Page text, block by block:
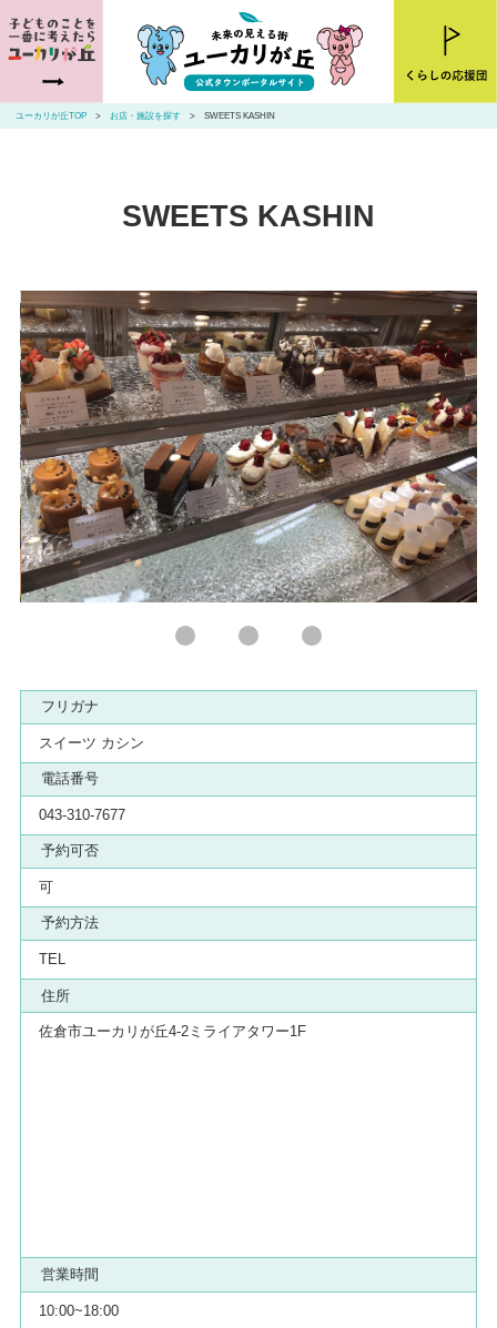
ユーカリが丘とは
ニュース
住まいを探す
山万ユーカリが丘線・こあらバス
お問い合わせ
ユーカリが丘TOP お店・施設を探す SWEETS KASHIN
SWEETS KASHIN
フリガナ
スイーツ カシン
電話番号
043-310-7677
予約可否
可
予約方法
TEL
住所
佐倉市ユーカリが丘4-2ミライアタワー1F
営業時間
10:00~18:00